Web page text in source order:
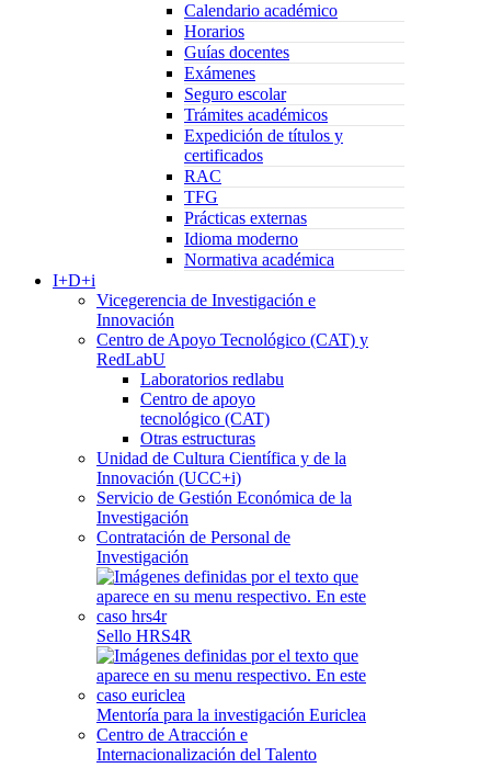
Calendario académico
Horarios
Guías docentes
Exámenes
Seguro escolar
Trámites académicos
Expedición de títulos y
certificados
RAC
TFG
Prácticas externas
Idioma moderno
Normativa académica
I+D+i
Vicegerencia de Investigación e
Innovación
Centro de Apoyo Tecnológico (CAT) y
RedLabU
Laboratorios redlabu
Centro de apoyo
tecnológico (CAT)
Otras estructuras
Unidad de Cultura Científica y de la
Innovación (UCC+i)
Servicio de Gestión Económica de la
Investigación
Contratación de Personal de
Investigación
Sello HRS4R
Mentoría para la investigación Euriclea
Centro de Atracción e
Internacionalización del Talento